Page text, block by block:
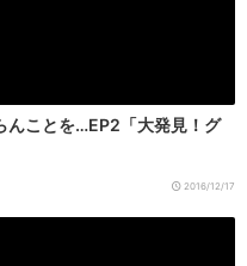
んことを…EP2「大発見！グ
2016/12/17